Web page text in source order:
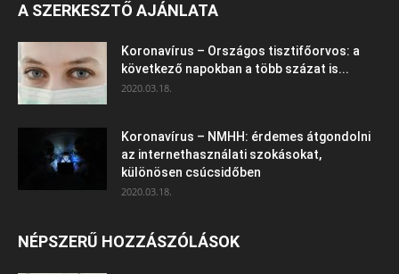
A SZERKESZTŐ AJÁNLATA
Koronavírus – Országos tisztifőorvos: a
következő napokban a több százat is...
2020.03.18.
Koronavírus – NMHH: érdemes átgondolni
az internethasználati szokásokat,
különösen csúcsidőben
2020.03.18.
NÉPSZERŰ HOZZÁSZÓLÁSOK